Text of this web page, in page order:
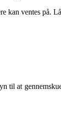
kan ventes på.
til at